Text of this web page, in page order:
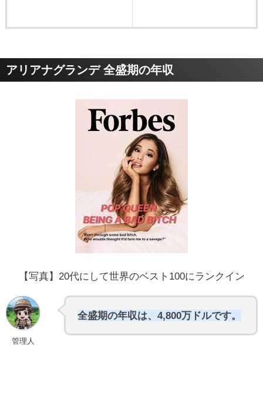
アリアナグランデ 全盛期の年収
【写真】20代にして世界のベスト100にランクイン
管理人
全盛期の年収は、4,800万ドルです。